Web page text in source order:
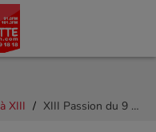
XIII XIII Passion du 9 décembre